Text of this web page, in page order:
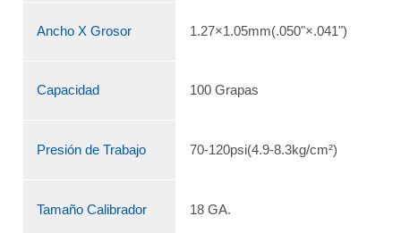
Ancho X Grosor 1.27×1.05mm(.050"×.041")
Capacidad 100 Grapas
Presión de Trabajo 70-120psi(4.9-8.3kg/cm²)
Tamaño Calibrador 18 GA.